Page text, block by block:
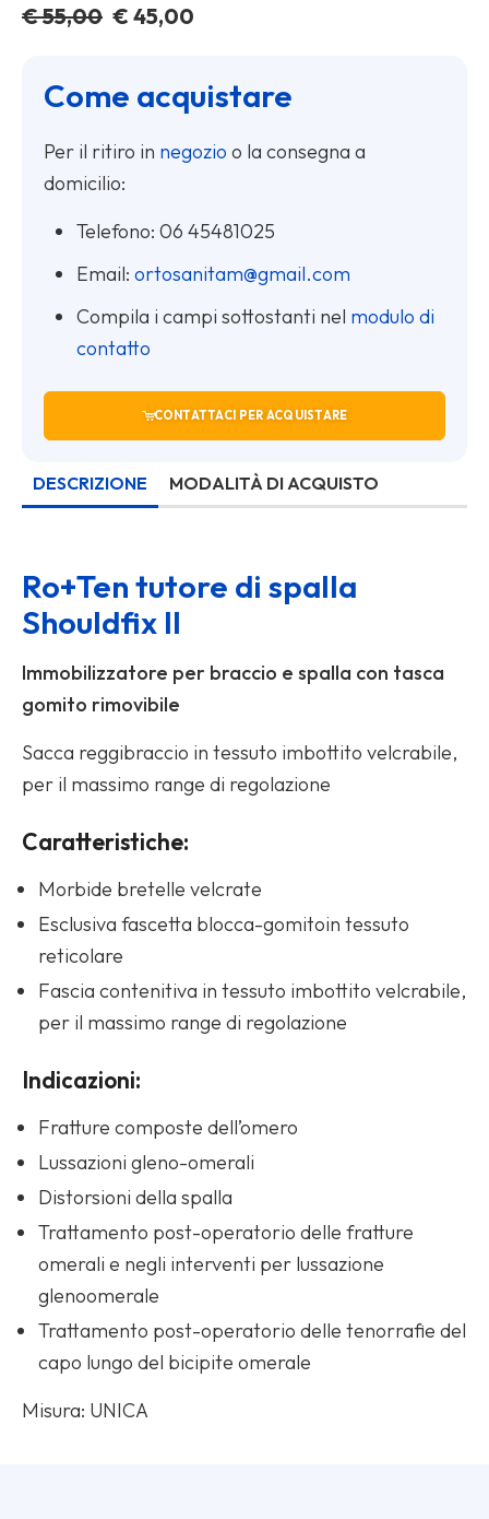
€55,00 Il
era:
€ 55,00.
€ 45,00
attuale
è:
€ 45,00.
Come acquistare
Per il ritiro in negozio o la consegna a
domicilio:
Telefono: 06 45481025
Email: ortosanitam@gmail.com
Compila i campi sottostanti nel modulo di
contatto
CONTATTACI PER ACQUISTARE
DESCRIZIONE MODALITÀ DI ACQUISTO
Ro+Ten tutore di spalla
Shouldfix II
Immobilizzatore per braccio e spalla con tasca
gomito rimovibile
Sacca reggibraccio in tessuto imbottito velcrabile,
per il massimo range di regolazione
Caratteristiche:
Morbide bretelle velcrate
Esclusiva fascetta blocca-gomitoin tessuto
reticolare
Fascia contenitiva in tessuto imbottito velcrabile,
per il massimo range di regolazione
Indicazioni:
Fratture composte dell’omero
Lussazioni gleno-omerali
Distorsioni della spalla
Trattamento post-operatorio delle fratture
omerali e negli interventi per lussazione
glenoomerale
Trattamento post-operatorio delle tenorrafie del
capo lungo del bicipite omerale
Misura: UNICA